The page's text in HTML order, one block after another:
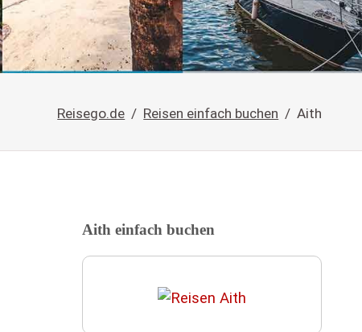
Reisego.de Reisen einfach buchen Aith
Aith einfach buchen